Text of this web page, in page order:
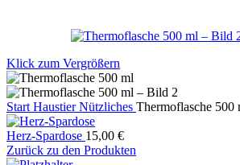
Klick zum Vergrößern
Start HaustierNützliches Thermoflasche 500
Herz-Spardose 15,00 €
Zurück zu den Produkten